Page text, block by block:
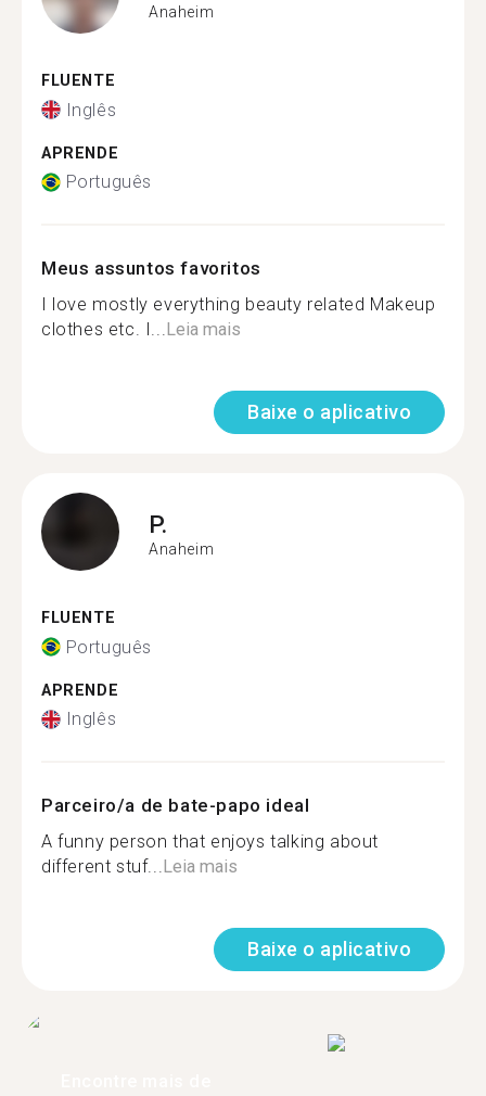
Anaheim
FLUENTE
Inglês
APRENDE
Português
Meus assuntos favoritos
I love mostly everything beauty related Makeup
clothes etc. I...Leia mais
Baixe o aplicativo
P.
Anaheim
FLUENTE
Português
APRENDE
Inglês
Parceiro/a de bate-papo ideal
A funny person that enjoys talking about
different stuf...Leia mais
Baixe o aplicativo